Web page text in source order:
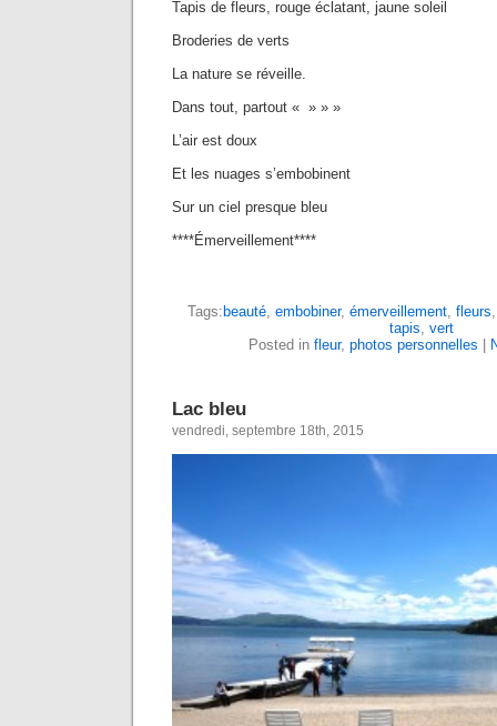
Tapis de fleurs, rouge éclatant, jaune soleil
Broderies de verts
La nature se réveille.
Dans tout, partout « » » »
L’air est doux
Et les nuages s’embobinent
Sur un ciel presque bleu
****Émerveillement****
Tags: beauté, embobiner, émerveillement, fleurs
tapis, vert
Posted in fleur, photos personnelles
Lac bleu
vendredi, septembre 18th, 2015